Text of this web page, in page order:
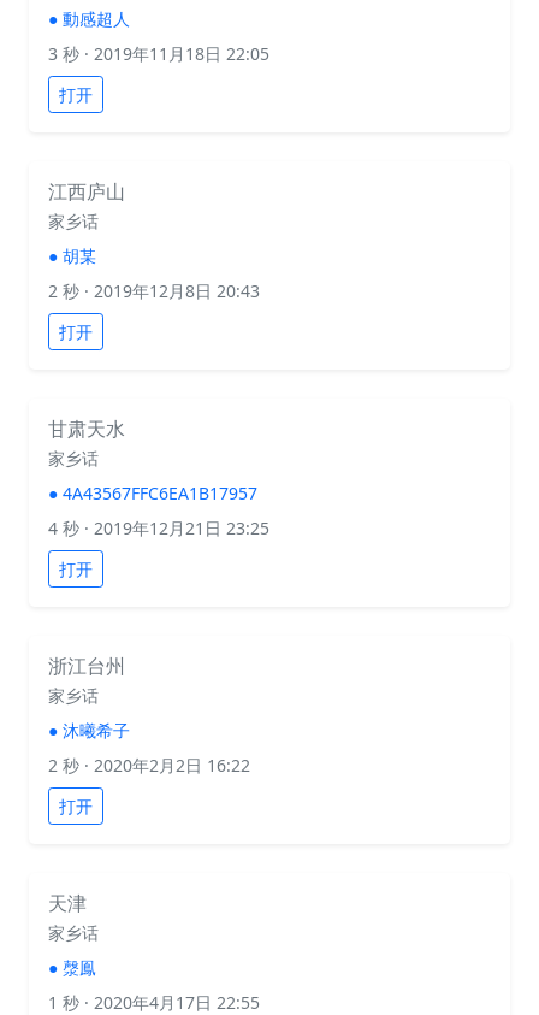
● 動感超人
3 秒 · 2019年11月18日 22:05
打开
江西庐山
家乡话
● 胡某
2 秒 · 2019年12月8日 20:43
打开
甘肃天水
家乡话
● 4A43567FFC6EA1B17957
4 秒 · 2019年12月21日 23:25
打开
浙江台州
家乡话
● 沐曦希子
2 秒 · 2020年2月2日 16:22
打开
天津
家乡话
● 漀鳯
1 秒 · 2020年4月17日 22:55